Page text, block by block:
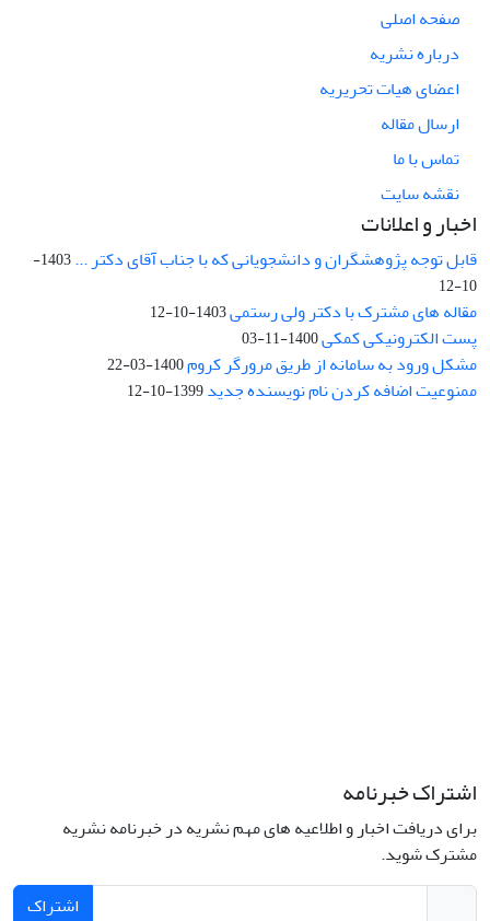
صفحه اصلی
درباره نشریه
اعضای هیات تحریریه
ارسال مقاله
تماس با ما
نقشه سایت
اخبار و اعلانات
قابل توجه پژوهشگران و دانشجویانی که با جناب آقای دکتر ...
1403-
10-12
مقاله های مشترک با دکتر ولی رستمی1403-10-12
پست الکترونیکی کمکی1400-11-03
مشکل ورود به سامانه از طریق مرورگر کروم1400-03-22
ممنوعیت اضافه کردن نام نویسنده جدید1399-10-12
اشتراک خبرنامه
برای دریافت اخبار و اطلاعیه های مهم نشریه در خبرنامه نشریه
مشترک شوید.
اشتراک